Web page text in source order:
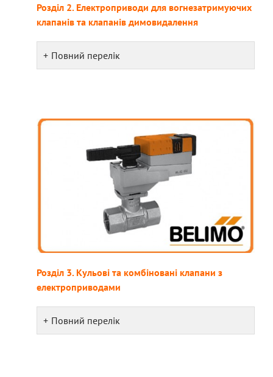
Розділ 2. Електроприводи для вогнезатримуючих
клапанів та клапанів димовидалення
Повний перелік
Розділ 3. Кульові та комбіновані клапани з
електроприводами
Повний перелік